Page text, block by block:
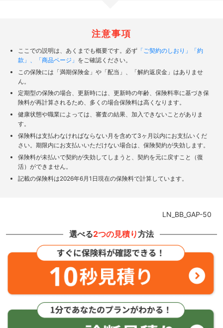
注意事項
ここでの説明は、あくまでも概要です。必ず「ご契約のしおり」「約
款」、
「商品ページ」 をご確認ください。
この保険には「満期保険金」や「配当」、「解約返戻金」はありませ
ん。
定期型の保険の場合、更新時には、更新時の年齢、保険料率に基づき保
険料が再計算されるため、多くの場合保険料は高くなります。
健康状態や職業によっては、審査の結果、加入できないことがありま
す。
保険料は支払わなければならない月を含めて3ヶ月以内にお支払いくだ
さい。期限内にお支払いいただけない場合は、保険契約が失効します。
保険料が未払いで契約が失効してしまうと、契約を元に戻すこと（復
活）ができません。
記載の保険料は2026年6月1日現在の保険料で計算しています。
LN_BB_GAP-50
選べる2つの見積り方法